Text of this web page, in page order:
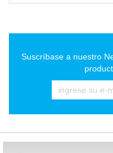
Suscríbase a nuestro